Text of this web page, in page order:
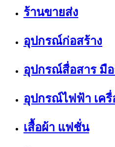
ร้านขายส่ง
อุปกรณ์ก่อสร้าง
อุปกรณ์สื่อสาร มื
อุปกรณ์ไฟฟ้า เครื่
เสื้อผ้า แฟชั่น